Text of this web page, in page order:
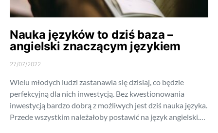
Nauka języków to dziś baza –
angielski znaczącym językiem
27/07/2022
Wielu młodych ludzi zastanawia się dzisiaj, co będzie
perfekcyjną dla nich inwestycją. Bez kwestionowania
inwestycją bardzo dobrą z możliwych jest dziś nauka języka.
Przede wszystkim należałoby postawić na język angielski.…